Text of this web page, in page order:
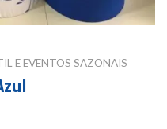
E EVENTOS SAZONAIS